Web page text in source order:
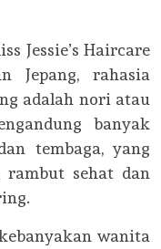
Jessie’s Haircare
Jepang, rahasia
adalah nori atau
banyak
tembaga, yang
sehat dan
wanita